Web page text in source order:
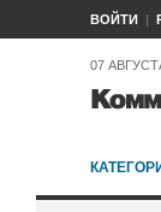
ВОЙТИ
07